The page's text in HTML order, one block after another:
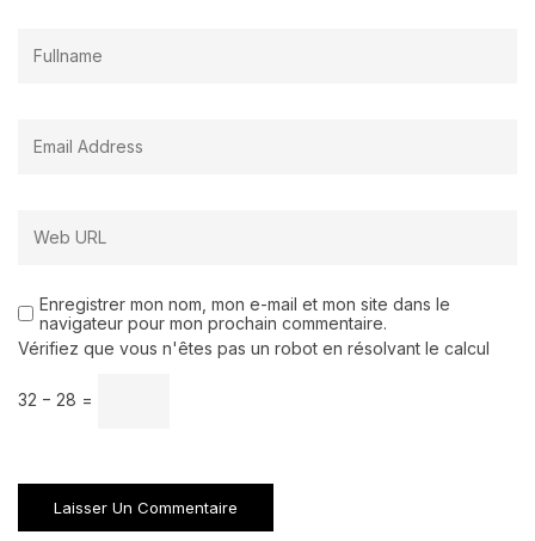
Enregistrer mon nom, mon e-mail et mon site dans le
navigateur pour mon prochain commentaire.
Vérifiez que vous n'êtes pas un robot en résolvant le calcul
32 − 28 =